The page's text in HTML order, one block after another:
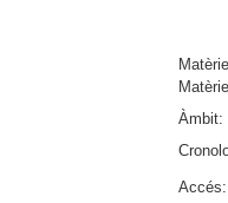
Àmbit:
Accés: